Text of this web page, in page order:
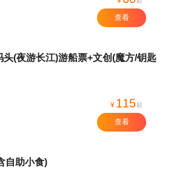
查看
头(夜游长江)游船票+文创(魔方/钥匙
¥ 115起
查看
自助小食)